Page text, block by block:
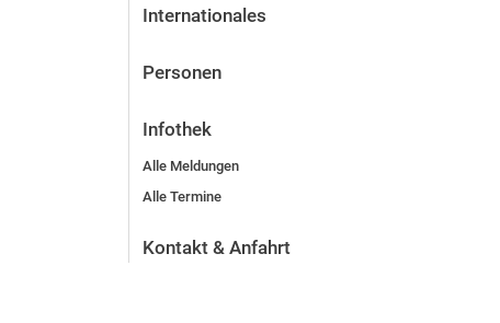
Internationales
Personen
Infothek
Alle Meldungen
Alle Termine
Kontakt & Anfahrt